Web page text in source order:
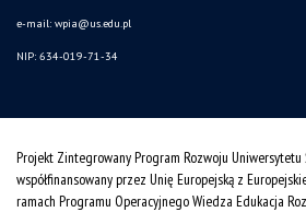
e-mail: wpia@us.edu.pl
NIP: 634-019-71-34
Projekt Zintegrowany Program Rozwoju Uniwersytetu
współfinansowany przez Unię Europejską z
ramach Programu Operacyjnego Wiedza Edukacja